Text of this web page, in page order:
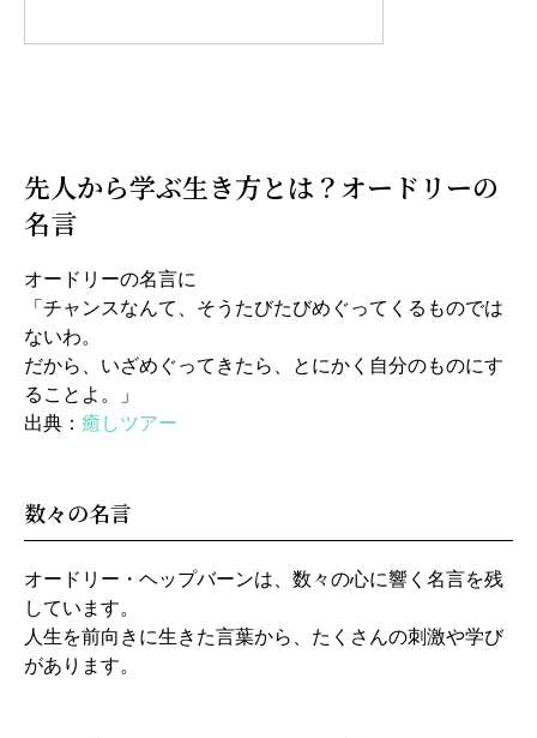
先人から学ぶ生き方とは？オードリーの
名言
オードリーの名言に
「チャンスなんて、そうたびたびめぐってくるものでは
ないわ。
だから、いざめぐってきたら、とにかく自分のものにす
ることよ。」
出典： 癒しツアー
数々の名言
オードリー・ヘップバーンは、数々の心に響く名言を残
しています。
人生を前向きに生きた言葉から、たくさんの刺激や学び
があります。